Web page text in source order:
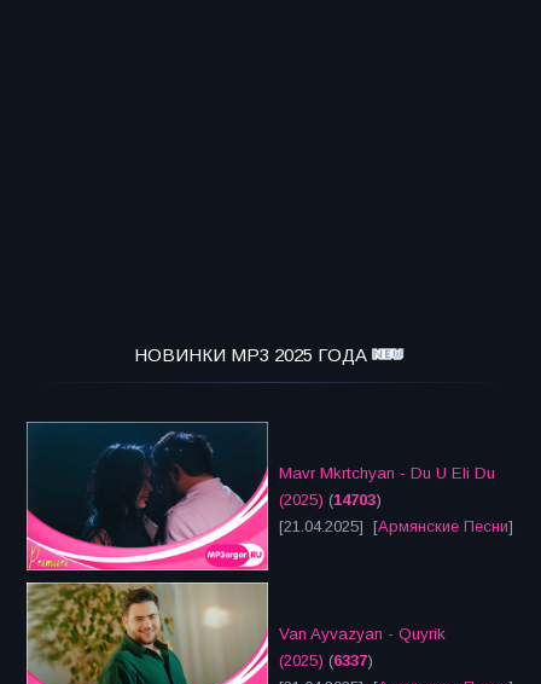
НОВИНКИ MP3 2025 ГОДА
Mavr Mkrtchyan - Du U Eli Du
(2025) (14703)
[21.04.2025] [Армянские Песни]
Van Ayvazyan - Quyrik
(2025) (6337)